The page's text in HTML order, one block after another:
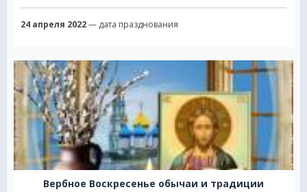
24 апреля 2022— дата празднования
Вербное Воскресенье обычаи и традиции